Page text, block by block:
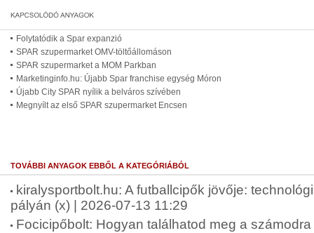
Folytatódik a Spar expanzió
SPAR szupermarket OMV-töltőállomáson
SPAR szupermarket a MOM Parkban
Marketinginfo.hu: Újabb Spar franchise egység Móron
Újabb City SPAR nyílik a belváros szívében
Megnyílt az első SPAR szupermarket Encsen
TOVÁBBI ANYAGOK EBBŐL A KATEGÓRIÁBÓL
kiralysportbolt.hu: A futballcipők jövője:
pályán (x) | 2026-07-13 11:29
Focicipőbolt: Hogyan találhatod meg a